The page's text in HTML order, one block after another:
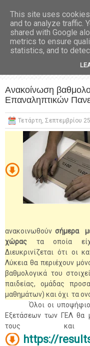
Ανακοίνωση
Επαναληπτικών
Τετάρτη, Σεπτεμβρίου
ανακοινωθούν σήμερα
χώρας τα οποία
Διευκρινίζεται ότι οι
Λύκεια θα περιέχουν
βαθμολογικά του
παιδείας, ομάδας
μαθημάτων) και όχι τα
Όλοι οι
Εξετάσεων των ΓΕΛ θα
τους και
https://
This site uses
and to analyze traffic.
shared with Google
metrics to ensure
statistics, and to